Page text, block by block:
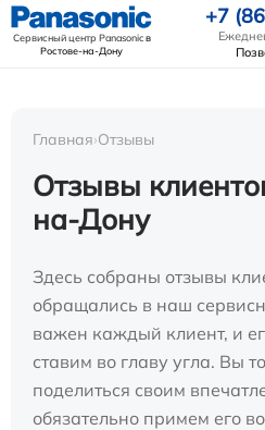
Сервисный центр Panasonicв
Ростове-на-Дону
+7
Главная›Отзывы
Отзывы
на-Дону
Здесь собраны отзывы
обращались в наш
важен каждый клиент, и
ставим во главу угла. Вы
поделиться своим
обязательно примем его